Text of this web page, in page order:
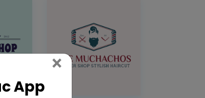
App
× Close